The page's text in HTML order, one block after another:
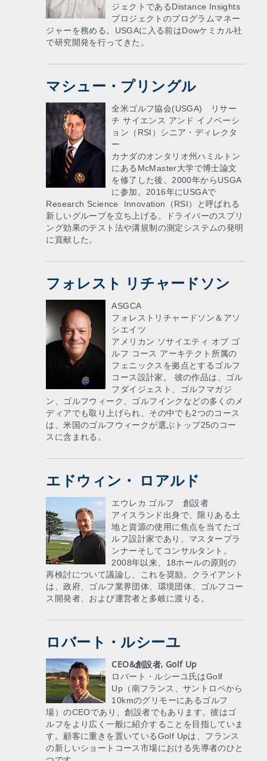
ジェクトであるDistance Insights
プロジェクトのプログラムマネー
ジャーを務める。USGAに入る前はDowケミカル社
で研究開発を行ってきた。
マシュー・プリングル
全米ゴルフ協会(USGA) リサー
チ サイエンス アンド イノベーシ
ョン（RSI）シニア・ディレクタ
ー
カナダのオンタリオ州ハミルトン
にあるMcMaster大学で博士論文
を修了した後、2000年からUSGA
に参加。2016年にUSGAで
Research Science Innovation（RSI）と呼ばれる
新しいグループを立ち上げる。ドライバーのスプリ
ング効果のテスト法や溝規制の測定システムの発明
に貢献した。
フォレスト リチャードソン
ASGCA
フォレストリチャードソン＆アソ
シエイツ
アメリカン ソサイエティ オブ ゴ
ルフ コース アーキテクト所属の
フェニックスを拠点とするゴルフ
コース設計家。 彼の作品は、ゴル
フダイジェスト、ゴルフマガジ
ン、ゴルフウィーク、ゴルフインクなどの多くのメ
ディアでも取り上げられ、その中でも2つのコース
は、米国のゴルフウィークが選ぶトップ25のコー
スに含まれる。
エドウィン・ ロアルド
エウレカ ゴルフ 創設者
アイスランド出身で、限りある土
地と資源の使用に焦点を当てたゴ
ルフ設計家であり、マスタープラ
ンナーそしてコンサルタント。
2008年以来、18ホールの原則の
再検討について議論し、これを奨励。クライアント
は、政府、ゴルフ業界団体、環境団体、ゴルフコー
ス開発者、および運営者と多岐に渡りる。
ロバート・ルシーユ
CEO&創設者, Golf Up
ロバート・ルシーユ氏はGolf
Up（南フランス、サントロペから
10kmのグリモーにあるゴルフ
場）のCEOであり、創設者でもあります。彼はゴ
ルフをより広く一般に紹介することを目指していま
す。顧客に重きを置いているGolf Upは、フランス
の新しいショートコース市場における先導者のひと